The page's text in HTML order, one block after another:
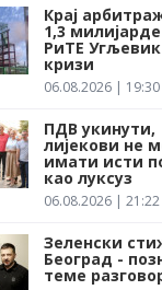
Крај
1,3
РиТЕ
кризи
06.08.2026 | 19:30
ПДВ укинути,
лијекови не
имати исти
као луксуз
06.08.2026 | 21:22
Зеленски
Београд -
теме